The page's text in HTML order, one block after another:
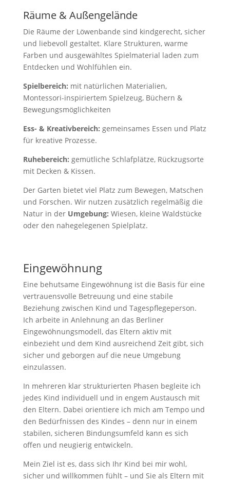
Räume & Außengelände
Die Räume der Löwenbande sind kindgerecht, sicher
und liebevoll gestaltet. Klare Strukturen, warme
Farben und ausgewähltes Spielmaterial laden zum
Entdecken und Wohlfühlen ein.
Spielbereich: mit natürlichen Materialien,
Montessori-inspiriertem Spielzeug, Büchern &
Bewegungsmöglichkeiten
Ess- & Kreativbereich: gemeinsames Essen und Platz
für kreative Prozesse.
Ruhebereich: gemütliche Schlafplätze, Rückzugsorte
mit Decken & Kissen.
Der Garten bietet viel Platz zum Bewegen, Matschen
und Forschen. Wir nutzen zusätzlich regelmäßig die
Natur in der Umgebung: Wiesen, kleine Waldstücke
oder den nahegelegenen Spielplatz.
Eingewöhnung
Eine behutsame Eingewöhnung ist die Basis für eine
vertrauensvolle Betreuung und eine stabile
Beziehung zwischen Kind und Tagespflegeperson.
Ich arbeite in Anlehnung an das Berliner
Eingewöhnungsmodell, das Eltern aktiv mit
einbezieht und dem Kind ausreichend Zeit gibt, sich
sicher und geborgen auf die neue Umgebung
einzulassen.
In mehreren klar strukturierten Phasen begleite ich
jedes Kind individuell und in engem Austausch mit
den Eltern. Dabei orientiere ich mich am Tempo und
den Bedürfnissen des Kindes – denn nur in einem
stabilen, sicheren Bindungsumfeld kann es sich
offen und neugierig entwickeln.
Mein Ziel ist es, dass sich Ihr Kind bei mir wohl,
sicher und willkommen fühlt – und Sie als Eltern mit